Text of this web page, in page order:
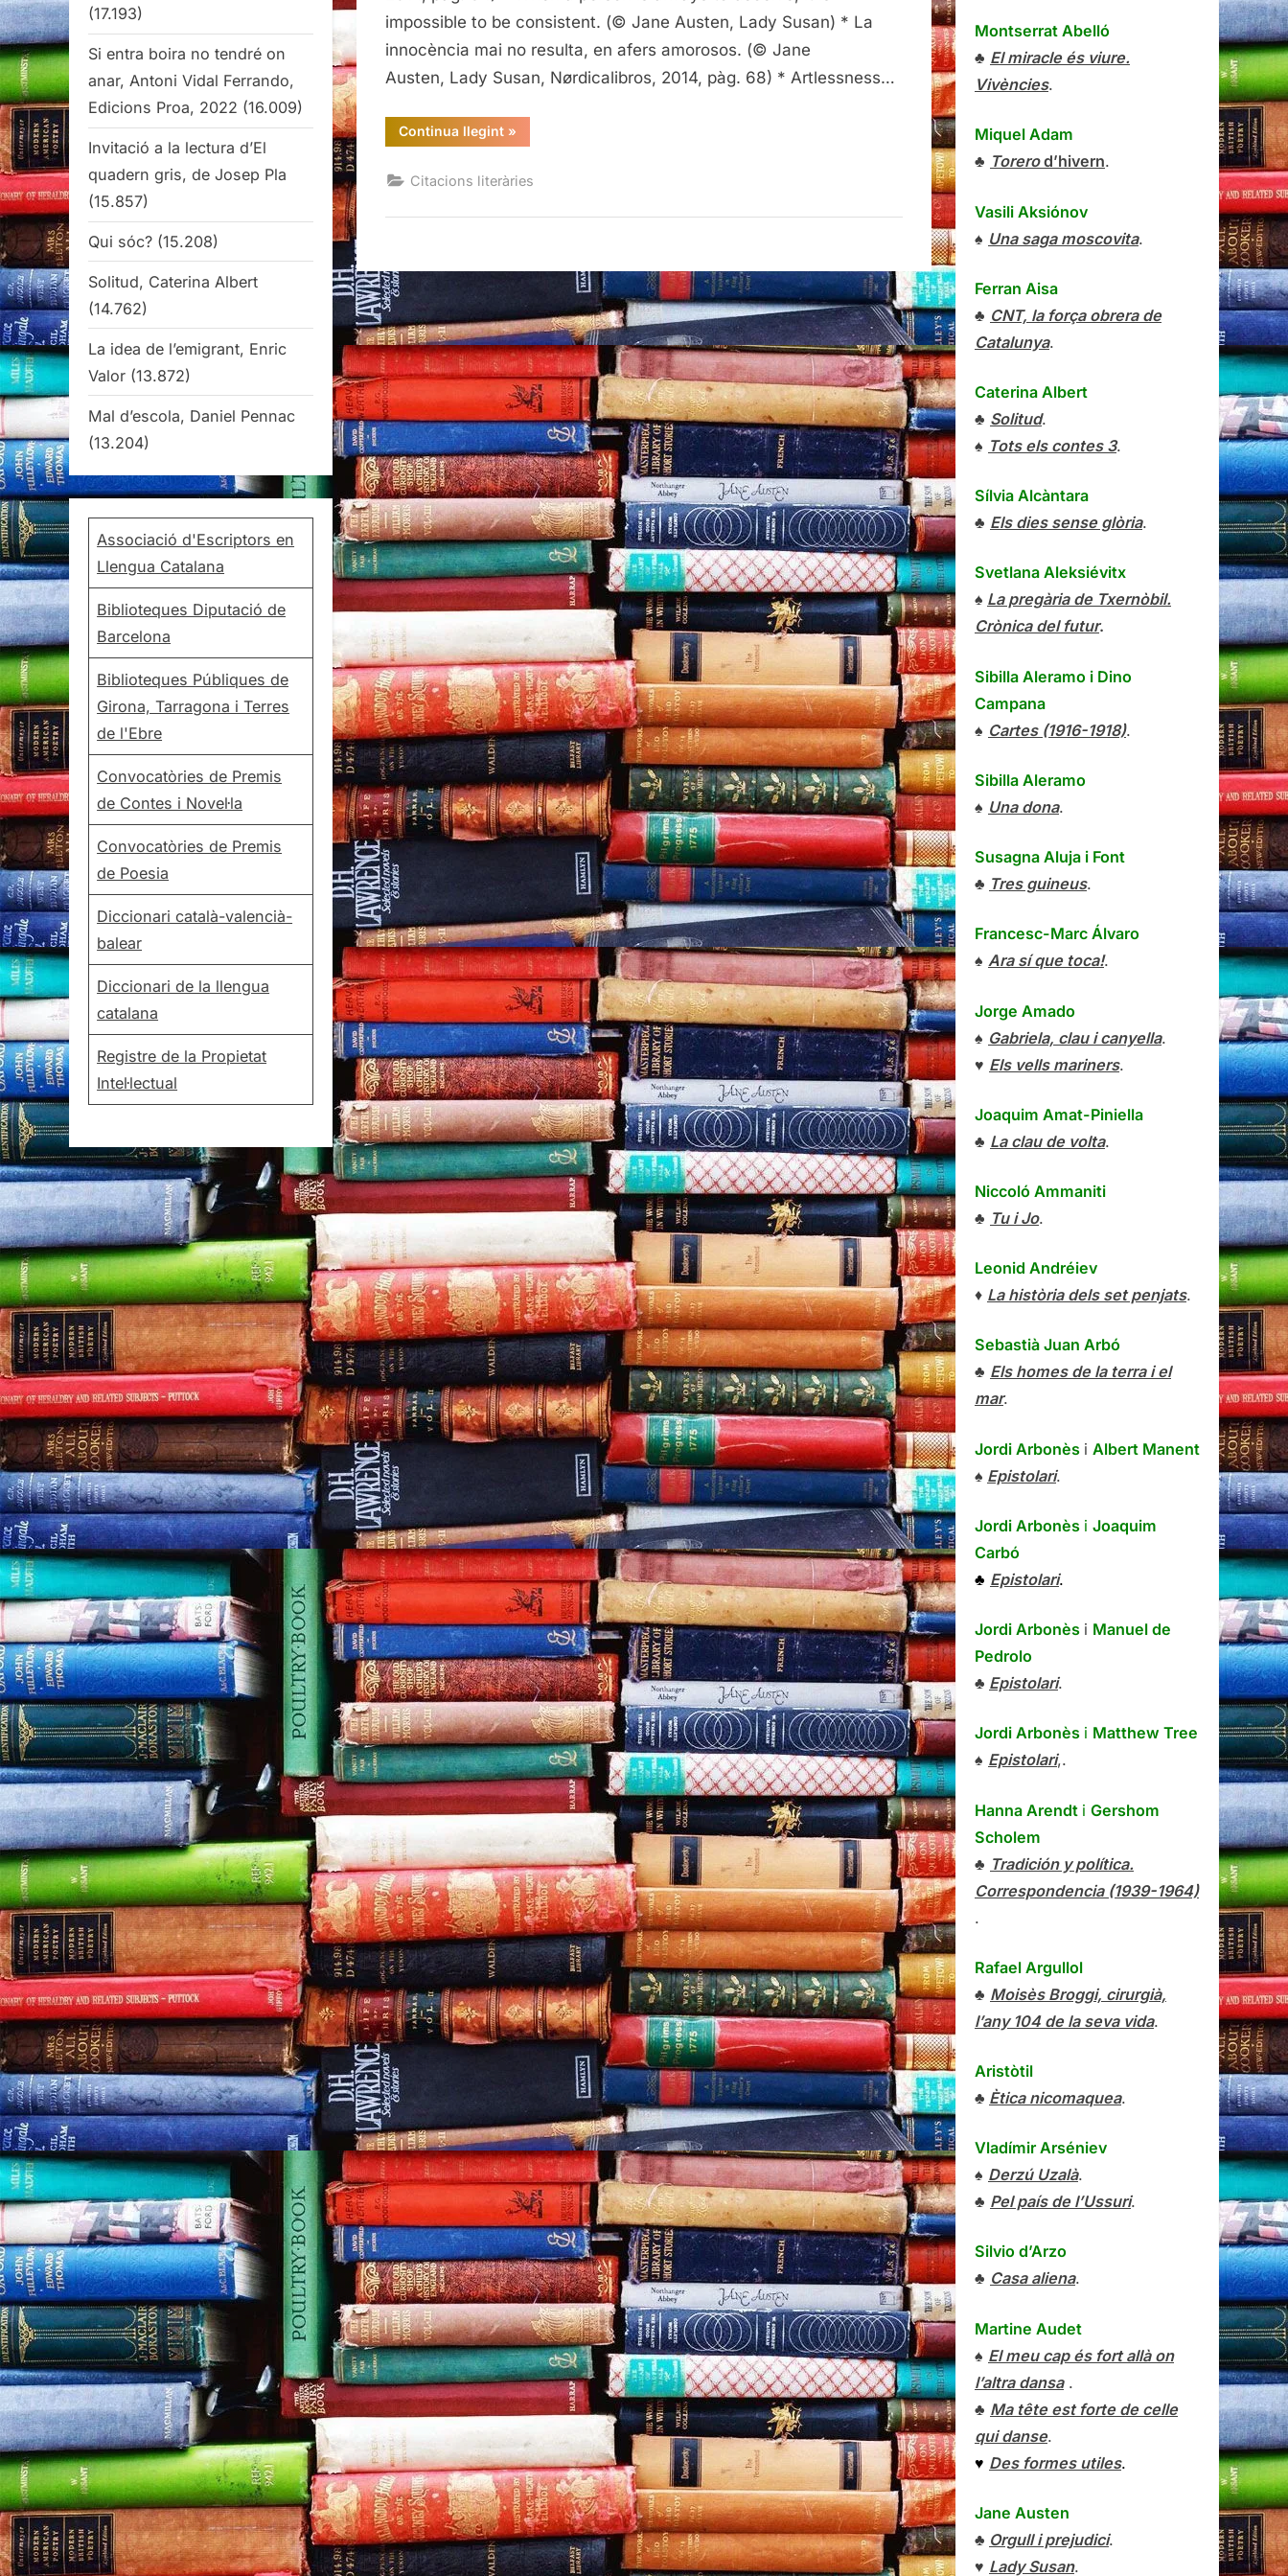
Susan,
Jane
Austen
impossible to be consistent. (© Jane Austen, Lady Susan) * La
innocència mai no resulta, en afers amorosos. (© Jane
Austen, Lady Susan, Nørdicalibros, 2014, pàg. 68) * Artlessness…
Continua llegint“Citacions
literàries
Susan,
»
Citacions literàries
(17.193)
Si entra boira no tendré on
anar, Antoni Vidal Ferrando,
Edicions Proa, 2022 (16.009)
Invitació a la lectura d’El
quadern gris, de Josep Pla
(15.857)
Qui sóc? (15.208)
Solitud, Caterina Albert
(14.762)
La idea de l’emigrant, Enric
Valor (13.872)
Mal d’escola, Daniel Pennac
(13.204)
Associació d'Escriptors en
Llengua Catalana
Biblioteques Diputació de
Barcelona
Biblioteques Públiques de
Girona, Tarragona i Terres
de l'Ebre
Convocatòries de Premis
de Contes i Novel·la
Convocatòries de Premis
de Poesia
Diccionari català-valencià-
balear
Diccionari de la llengua
catalana
Registre de la Propietat
Intel·lectual
Montserrat Abelló
♣ El miracle és viure.
Vivències.
Miquel Adam
♣ Torerod’hivern.
Vasili Aksiónov
♠ Una saga moscovita.
Ferran Aisa
♣ CNT, la força obrera de
Catalunya.
Caterina Albert
♣ Solitud.
♠ Tots els contes 3.
Sílvia Alcàntara
♣ Els dies sense glòria.
Svetlana Aleksiévitx
♠ La pregària de Txernòbil.
Crònica del futur.
Sibilla Aleramo i Dino
Campana
♠ Cartes (1916-1918).
Sibilla Aleramo
♠ Una dona.
Susagna Aluja i Font
♣ Tres guineus.
Francesc-Marc Álvaro
♠ Ara sí que toca!.
Jorge Amado
♠ Gabriela, clau i canyella.
♥ Els vells mariners.
Joaquim Amat-Piniella
♣ La clau de volta.
Niccoló Ammaniti
♣ Tu i Jo.
Leonid Andréiev
♦ La història dels set penjats.
Sebastià Juan Arbó
♣ Els homes de la terra i el
mar.
Jordi Arbonès i Albert Manent
♠ Epistolari.
Jordi Arbonès i Joaquim
Carbó
♣ Epistolari.
Jordi Arbonès i Manuel de
Pedrolo
♣ Epistolari.
Jordi Arbonès i Matthew Tree
♠ Epistolari,.
Hanna Arendt i Gershom
Scholem
♣ Tradición y política.
Correspondencia (1939-1964)
.
Rafael Argullol
♣ Moisès Broggi, cirurgià,
l’any 104 de la seva vida.
Aristòtil
♣ Ètica nicomaquea.
Vladímir Arséniev
♠ Derzú Uzalà.
♣ Pel país de l’Ussuri.
Silvio d’Arzo
♣ Casa aliena.
Martine Audet
♠ El meu cap és fort allà on
l’altra dansa.
♣ Ma tête est forte de celle
qui danse.
♥ Des formes utiles.
Jane Austen
♣ Orgull i prejudici.
♥ Lady Susan.